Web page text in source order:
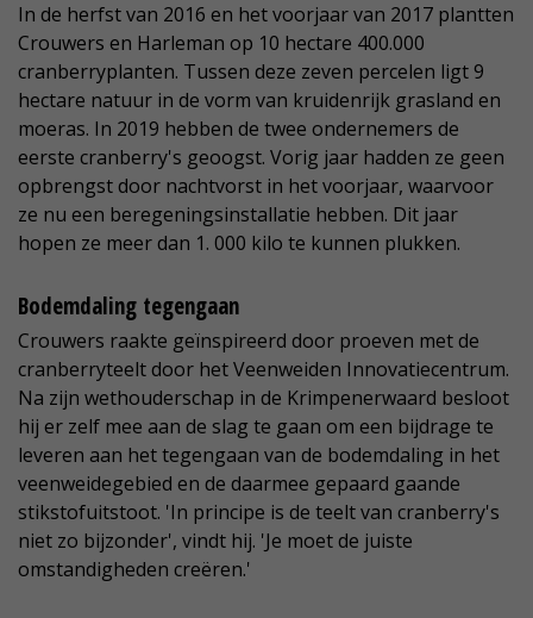
In de herfst van 2016 en het voorjaar van 2017 plantten
Crouwers en Harleman op 10 hectare 400.000
cranberryplanten. Tussen deze zeven percelen ligt 9
hectare natuur in de vorm van kruidenrijk grasland en
moeras. In 2019 hebben de twee ondernemers de
eerste cranberry's geoogst. Vorig jaar hadden ze geen
opbrengst door nachtvorst in het voorjaar, waarvoor
ze nu een beregeningsinstallatie hebben. Dit jaar
hopen ze meer dan 1. 000 kilo te kunnen plukken.
Bodemdaling tegengaan
Crouwers raakte geïnspireerd door proeven met de
cranberryteelt door het Veenweiden Innovatiecentrum.
Na zijn wethouderschap in de Krimpenerwaard besloot
hij er zelf mee aan de slag te gaan om een bijdrage te
leveren aan het tegengaan van de bodemdaling in het
veenweidegebied en de daarmee gepaard gaande
stikstofuitstoot. 'In principe is de teelt van cranberry's
niet zo bijzonder', vindt hij. 'Je moet de juiste
omstandigheden creëren.'